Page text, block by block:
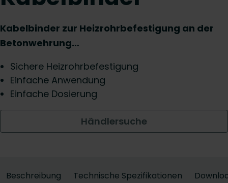
Kabelbinder zur Heizrohrbefestigung an der
Betonwehrung…
Sichere Heizrohrbefestigung
Einfache Anwendung
Einfache Dosierung
Händlersuche
Beschreibung Technische Spezifikationen